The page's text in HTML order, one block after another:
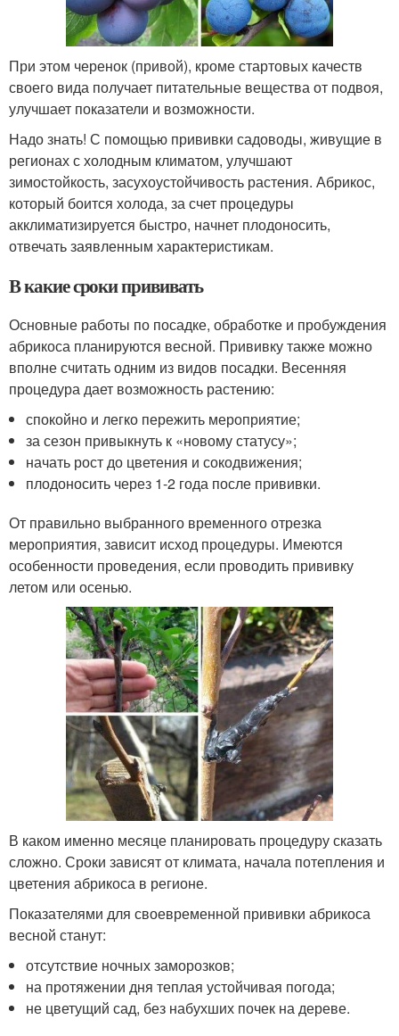
При этом черенок (привой), кроме стартовых качеств
своего вида получает питательные вещества от подвоя,
улучшает показатели и возможности.
Надо знать! С помощью прививки садоводы, живущие в
регионах с холодным климатом, улучшают
зимостойкость, засухоустойчивость растения. Абрикос,
который боится холода, за счет процедуры
акклиматизируется быстро, начнет плодоносить,
отвечать заявленным характеристикам.
В какие сроки прививать
Основные работы по посадке, обработке и пробуждения
абрикоса планируются весной. Прививку также можно
вполне считать одним из видов посадки. Весенняя
процедура дает возможность растению:
спокойно и легко пережить мероприятие;
за сезон привыкнуть к «новому статусу»;
начать рост до цветения и сокодвижения;
плодоносить через 1-2 года после прививки.
От правильно выбранного временного отрезка
мероприятия, зависит исход процедуры. Имеются
особенности проведения, если проводить прививку
летом или осенью.
В каком именно месяце планировать процедуру сказать
сложно. Сроки зависят от климата, начала потепления и
цветения абрикоса в регионе.
Показателями для своевременной прививки абрикоса
весной станут:
отсутствие ночных заморозков;
на протяжении дня теплая устойчивая погода;
не цветущий сад, без набухших почек на дереве.